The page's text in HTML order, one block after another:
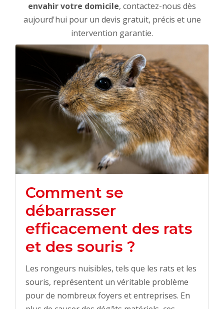
envahir votre domicile, contactez-nous dès
aujourd'hui pour un devis gratuit, précis et une
intervention garantie.
Comment se
débarrasser
efficacement des rats
et des souris ?
Les rongeurs nuisibles, tels que les rats et les
souris, représentent un véritable problème
pour de nombreux foyers et entreprises. En